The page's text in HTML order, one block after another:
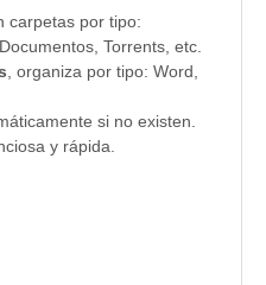
carpetas por tipo:
Torrents, etc.
, organiza por tipo: Word,
si no existen.
y rápida.